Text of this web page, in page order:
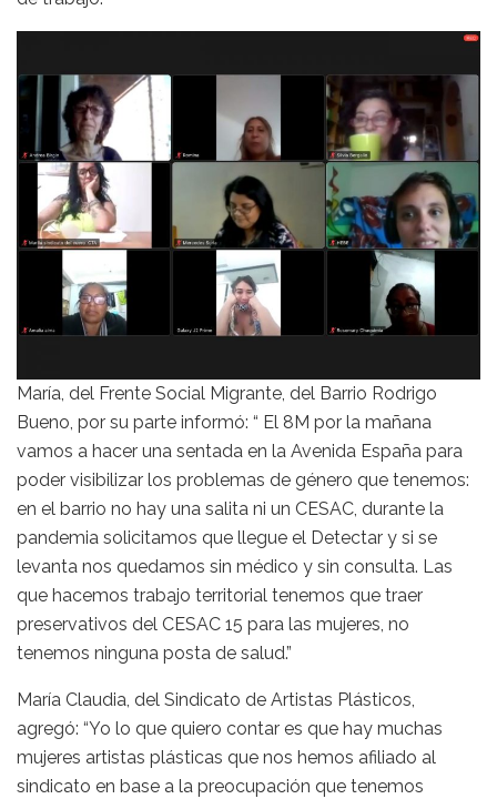
María, del Frente Social Migrante, del Barrio Rodrigo
Bueno, por su parte informó: “ El 8M por la mañana
vamos a hacer una sentada en la Avenida España para
poder visibilizar los problemas de género que tenemos:
en el barrio no hay una salita ni un CESAC, durante la
pandemia solicitamos que llegue el Detectar y si se
levanta nos quedamos sin médico y sin consulta. Las
que hacemos trabajo territorial tenemos que traer
preservativos del CESAC 15 para las mujeres, no
tenemos ninguna posta de salud.”
María Claudia, del Sindicato de Artistas Plásticos,
agregó: “Yo lo que quiero contar es que hay muchas
mujeres artistas plásticas que nos hemos afiliado al
sindicato en base a la preocupación que tenemos